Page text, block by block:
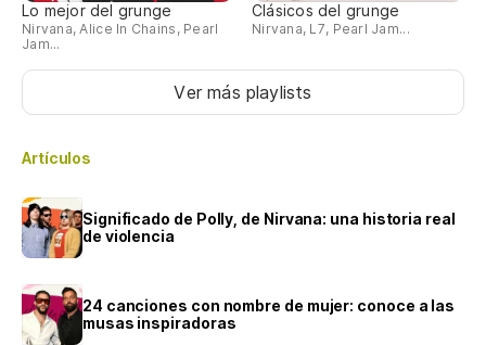
Lo mejor del grunge
Nirvana, Alice In Chains, Pearl
Jam...
Clásicos del grunge
Nirvana, L7, Pearl Jam...
Ver más playlists
Artículos
Significado de Polly, de Nirvana: una historia real
de violencia
24 canciones con nombre de mujer: conoce a las
musas inspiradoras